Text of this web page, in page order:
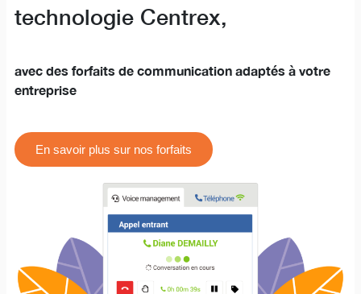
technologie Centrex,
avec des forfaits de communication adaptés à votre
entreprise
En savoir plus sur nos forfaits